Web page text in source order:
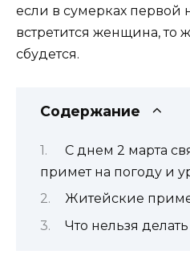
если в сумерках первой
встретится женщина, то
сбудется.
Содержание
С днем 2 марта
примет на погоду и
Житейские
Что нельзя